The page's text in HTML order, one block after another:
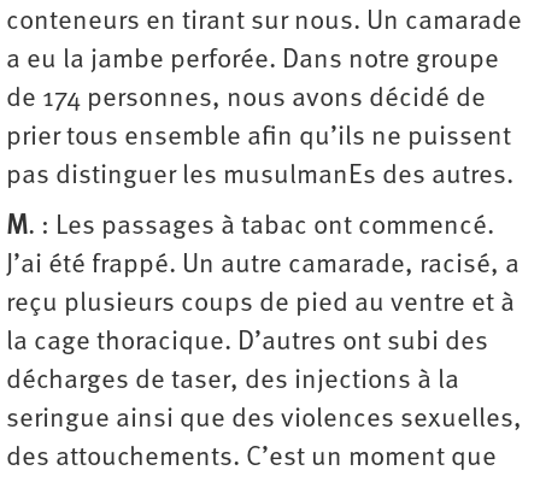
conteneurs en tirant sur nous. Un camarade
a eu la jambe perforée. Dans notre groupe
de 174 personnes, nous avons décidé de
prier tous ensemble afin qu’ils ne puissent
pas distinguer les musulmanEs des autres.
M. : Les passages à tabac ont commencé.
J’ai été frappé. Un autre camarade, racisé, a
reçu plusieurs coups de pied au ventre et à
la cage thoracique. D’autres ont subi des
décharges de taser, des injections à la
seringue ainsi que des violences sexuelles,
des attouchements. C’est un moment que